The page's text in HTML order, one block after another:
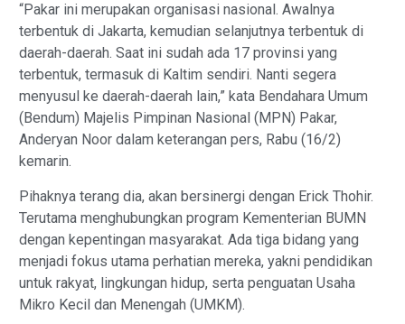
“Pakar ini merupakan organisasi nasional. Awalnya
terbentuk di Jakarta, kemudian selanjutnya terbentuk di
daerah-daerah. Saat ini sudah ada 17 provinsi yang
terbentuk, termasuk di Kaltim sendiri. Nanti segera
menyusul ke daerah-daerah lain,” kata Bendahara Umum
(Bendum) Majelis Pimpinan Nasional (MPN) Pakar,
Anderyan Noor dalam keterangan pers, Rabu (16/2)
kemarin.
Pihaknya terang dia, akan bersinergi dengan Erick Thohir.
Terutama menghubungkan program Kementerian BUMN
dengan kepentingan masyarakat. Ada tiga bidang yang
menjadi fokus utama perhatian mereka, yakni pendidikan
untuk rakyat, lingkungan hidup, serta penguatan Usaha
Mikro Kecil dan Menengah (UMKM).